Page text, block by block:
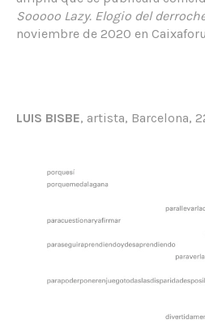
Sooooo Lazy. Elogio del
noviembre de 2020 en
LUIS BISBE, artista, Barcelona,